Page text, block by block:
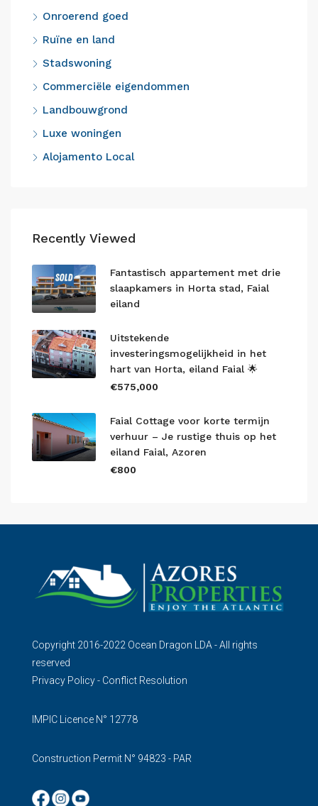
Onroerend goed
Ruïne en land
Stadswoning
Commerciële eigendommen
Landbouwgrond
Luxe woningen
Alojamento Local
Recently Viewed
Fantastisch appartement met drie
slaapkamers in Horta stad, Faial
eiland
Uitstekende
investeringsmogelijkheid in het
hart van Horta, eiland Faial 🌟
€575,000
Faial Cottage voor korte termijn
verhuur – Je rustige thuis op het
eiland Faial, Azoren
€800
Copyright 2016-2022 Ocean Dragon LDA - All rights
reserved
Privacy Policy- Conflict Resolution
IMPIC Licence N° 12778
Construction Permit N° 94823 - PAR